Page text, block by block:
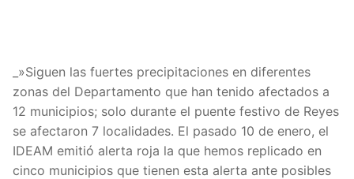
_»Siguen las fuertes precipitaciones en diferentes
zonas del Departamento que han tenido afectados a
12 municipios; solo durante el puente festivo de Reyes
se afectaron 7 localidades. El pasado 10 de enero, el
IDEAM emitió alerta roja la que hemos replicado en
cinco municipios que tienen esta alerta ante posibles